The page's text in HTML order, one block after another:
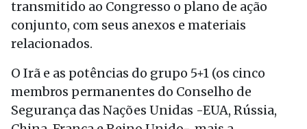
transmitido ao Congresso o plano de ação
conjunto, com seus anexos e materiais
relacionados.
O Irã e as potências do grupo 5+1 (os cinco
membros permanentes do Conselho de
Segurança das Nações Unidas -EUA, Rússia,